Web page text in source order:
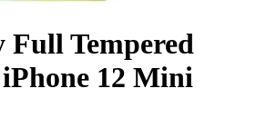
Full Tempered
12 Mini